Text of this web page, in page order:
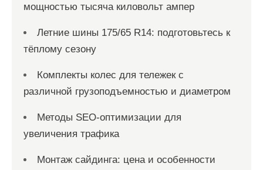
мощностью тысяча киловольт ампер
Летние шины 175/65 R14: подготовьтесь к
тёплому сезону
Комплекты колес для тележек с
различной грузоподъемностью и диаметром
Методы SEO-оптимизации для
увеличения трафика
Монтаж сайдинга: цена и особенности